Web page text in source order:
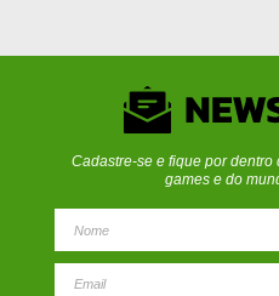
Cadastre-se e fique por
games e do